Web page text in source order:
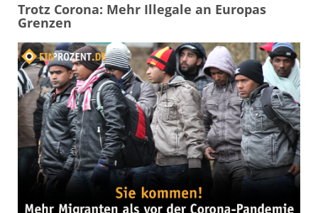
Trotz Corona: Mehr Illegale an Europas
Grenzen